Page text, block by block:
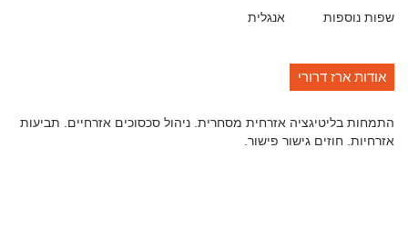
שפות נוספות אנגלית
אודות ארז דרורי
התמחות בליטיגציה אזרחית מסחרית. ניהול סכסוכים אזרחיים. תביעות
אזרחיות. חוזים גישור פישור.